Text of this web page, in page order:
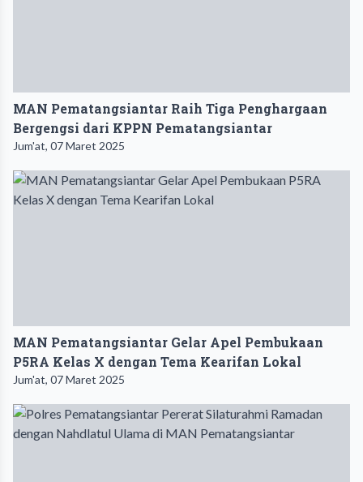
MAN Pematangsiantar Raih Tiga Penghargaan
Bergengsi dari KPPN Pematangsiantar
Jum'at, 07 Maret 2025
MAN Pematangsiantar Gelar Apel Pembukaan
P5RA Kelas X dengan Tema Kearifan Lokal
Jum'at, 07 Maret 2025